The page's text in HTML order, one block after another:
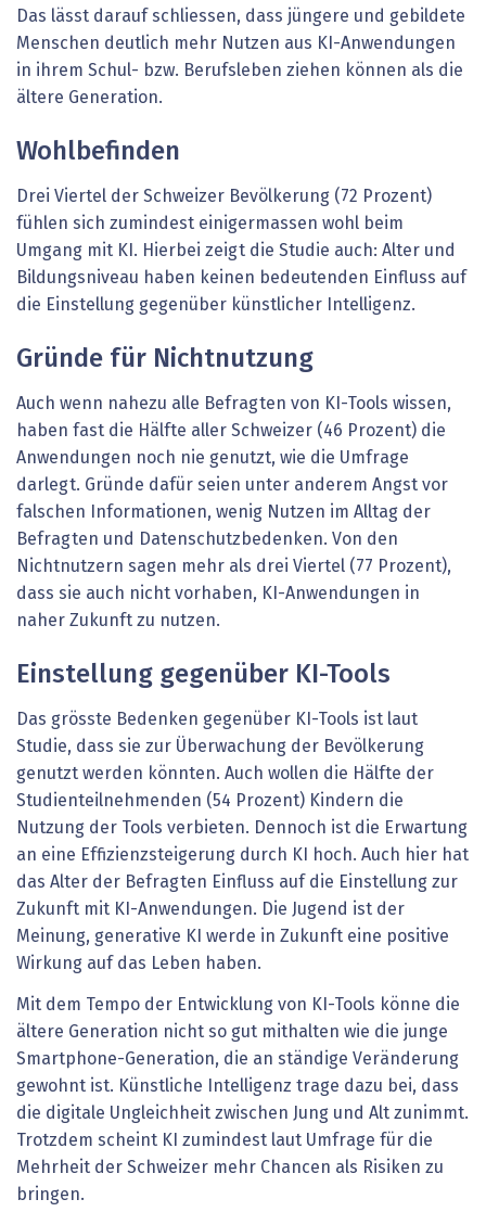
Das lässt darauf schliessen, dass jüngere und gebildete
Menschen deutlich mehr Nutzen aus KI-Anwendungen
in ihrem Schul- bzw. Berufsleben ziehen können als die
ältere Generation.
Wohlbefinden
Drei Viertel der Schweizer Bevölkerung (72 Prozent)
fühlen sich zumindest einigermassen wohl beim
Umgang mit KI. Hierbei zeigt die Studie auch: Alter und
Bildungsniveau haben keinen bedeutenden Einfluss auf
die Einstellung gegenüber künstlicher Intelligenz.
Gründe für Nichtnutzung
Auch wenn nahezu alle Befragten von KI-Tools wissen,
haben fast die Hälfte aller Schweizer (46 Prozent) die
Anwendungen noch nie genutzt, wie die Umfrage
darlegt. Gründe dafür seien unter anderem Angst vor
falschen Informationen, wenig Nutzen im Alltag der
Befragten und Datenschutzbedenken. Von den
Nichtnutzern sagen mehr als drei Viertel (77 Prozent),
dass sie auch nicht vorhaben, KI-Anwendungen in
naher Zukunft zu nutzen.
Einstellung gegenüber KI-Tools
Das grösste Bedenken gegenüber KI-Tools ist laut
Studie, dass sie zur Überwachung der Bevölkerung
genutzt werden könnten. Auch wollen die Hälfte der
Studienteilnehmenden (54 Prozent) Kindern die
Nutzung der Tools verbieten. Dennoch ist die Erwartung
an eine Effizienzsteigerung durch KI hoch. Auch hier hat
das Alter der Befragten Einfluss auf die Einstellung zur
Zukunft mit KI-Anwendungen. Die Jugend ist der
Meinung, generative KI werde in Zukunft eine positive
Wirkung auf das Leben haben.
Mit dem Tempo der Entwicklung von KI-Tools könne die
ältere Generation nicht so gut mithalten wie die junge
Smartphone-Generation, die an ständige Veränderung
gewohnt ist. Künstliche Intelligenz trage dazu bei, dass
die digitale Ungleichheit zwischen Jung und Alt zunimmt.
Trotzdem scheint KI zumindest laut Umfrage für die
Mehrheit der Schweizer mehr Chancen als Risiken zu
bringen.